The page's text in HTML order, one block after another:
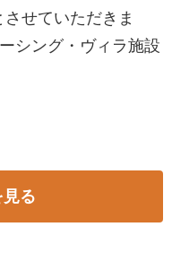
せていただきま
シング・ヴィラ施設
る